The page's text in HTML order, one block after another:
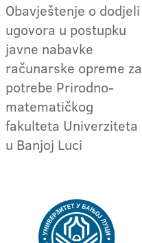
Obavještenje o dodjeli
ugovora u postupku
javne nabavke
računarske opreme za
potrebe Prirodno-
matematičkog
fakulteta Univerziteta
u Banjoj Luci